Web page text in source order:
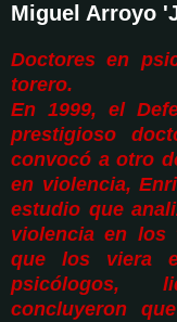
Miguel Arroyo
Doctores en
torero.
En 1999, el
prestigioso
convocó a otro
en violencia,
estudio que
violencia en los
que los viera
psicólogos,
concluyeron